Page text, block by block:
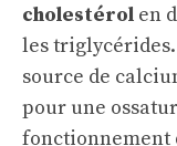
cholestérol en
les
source de
pour une
fonctionnement